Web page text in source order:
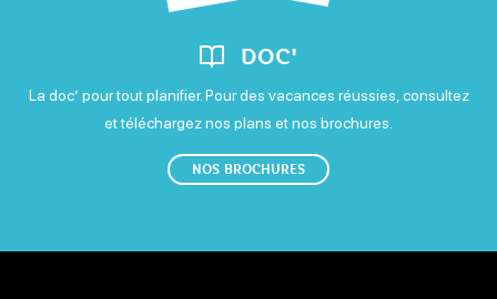
DOC'
La doc’ pour tout planifier. Pour des vacances réussies, consultez
et téléchargez nos plans et nos brochures.
NOS BROCHURES